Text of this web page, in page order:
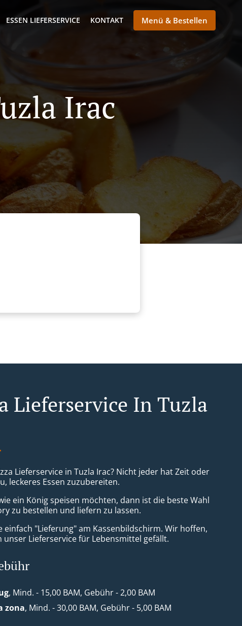
ESSEN LIEFERSERVICE KONTAKT Menü & Bestellen
Irac
Lieferservice In Tuzla
Lieferservice in Tuzla Irac? Nicht jeder hat Zeit oder
leckeres Essen zuzubereiten.
ein König speisen möchten, dann ist die beste Wahl
zu bestellen und liefern zu lassen.
einfach "Lieferung" am Kassenbildschirm. Wir hoffen,
unser Lieferservice für Lebensmittel gefällt.
, Mind. - 15,00 BAM, Gebühr - 2,00 BAM
zona, Mind. - 30,00 BAM, Gebühr - 5,00 BAM